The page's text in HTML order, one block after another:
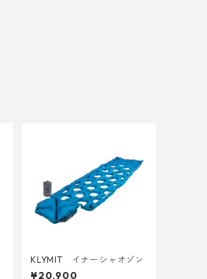
KLYMIT イナーシャオゾン
¥20,900